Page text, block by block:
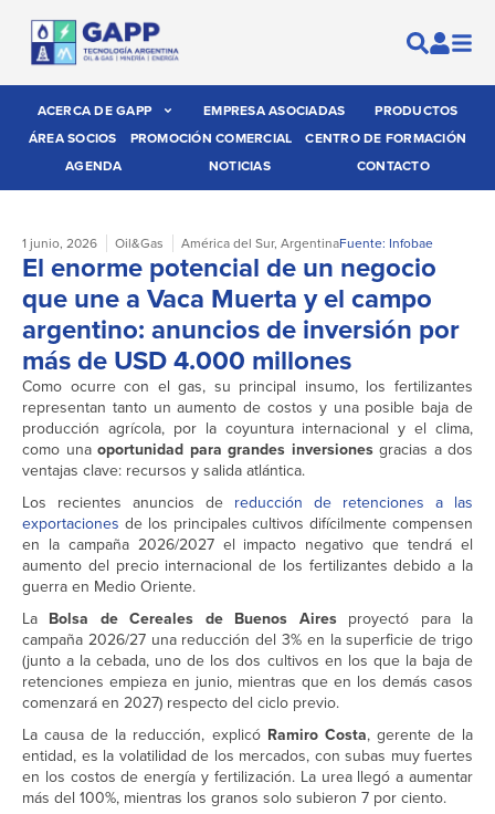
ACERCA DE GAPP EMPRESA ASOCIADAS
PRODUCTOS
ÁREA SOCIOS
PROMOCIÓN COMERCIAL
CENTRO DE FORMACIÓN
AGENDA
NOTICIAS CONTACTO
1 junio, 2026 Oil&Gas América del Sur, ArgentinaFuente: Infobae
El enorme potencial de un negocio
que une a Vaca Muerta y el campo
argentino: anuncios de inversión por
más de USD 4.000 millones
Como ocurre con el gas, su principal insumo, los fertilizantes
representan tanto un aumento de costos y una posible baja de
producción agrícola, por la coyuntura internacional y el clima,
como una oportunidad para grandes inversionesgracias a dos
ventajas clave: recursos y salida atlántica.
Los recientes anuncios de reducción de retenciones a las
exportaciones de los principales cultivos difícilmente compensen
en la campaña 2026/2027 el impacto negativo que tendrá el
aumento del precio internacional de los fertilizantes debido a la
guerra en Medio Oriente.
La Bolsa de Cereales de Buenos Airesproyectó para la
campaña 2026/27 una reducción del 3% en la superficie de trigo
(junto a la cebada, uno de los dos cultivos en los que la baja de
retenciones empieza en junio, mientras que en los demás casos
comenzará en 2027) respecto del ciclo previo.
La causa de la reducción, explicó Ramiro Costa, gerente de la
entidad, es la volatilidad de los mercados, con subas muy fuertes
en los costos de energía y fertilización. La urea llegó a aumentar
más del 100%, mientras los granos solo subieron 7 por ciento.